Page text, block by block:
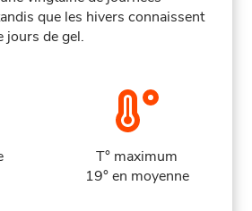
que les hivers connaissent
jours de gel.
T° maximum
19° en moyenne